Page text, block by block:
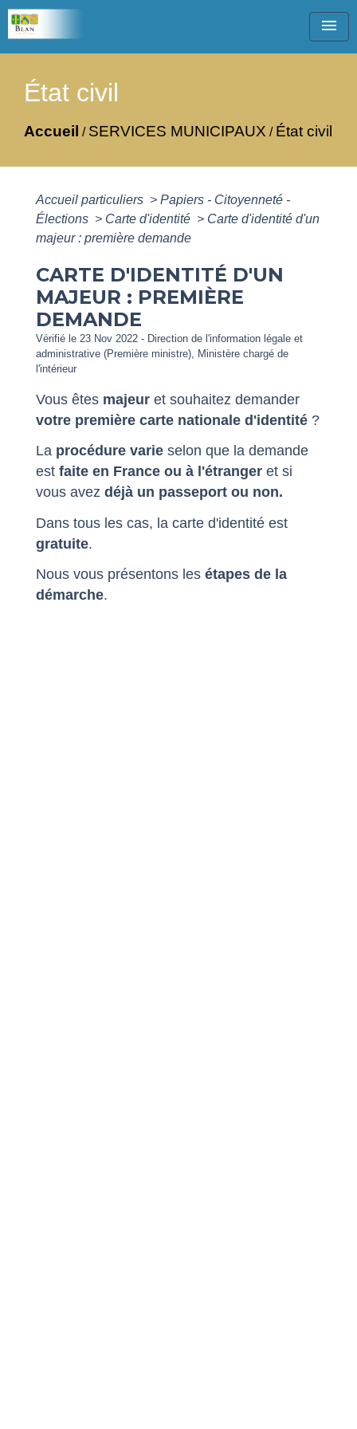
menu
État civil
Accueil / SERVICES MUNICIPAUX / État civil
Accueil particuliers > Papiers - Citoyenneté -
Élections > Carte d'identité > Carte d'identité d'un
majeur : première demande
CARTE D'IDENTITÉ D'UN
MAJEUR : PREMIÈRE
DEMANDE
Vérifié le 23 Nov 2022 - Direction de l'information légale et
administrative (Première ministre), Ministère chargé de
l'intérieur
Vous êtes majeur et souhaitez demander
votre première carte nationale d'identité ?
La procédure varie selon que la demande
est faite en France ou à l'étranger et si
vous avez déjà un passeport ou non.
Dans tous les cas, la carte d'identité est
gratuite.
Nous vous présentons les étapes de la
démarche.